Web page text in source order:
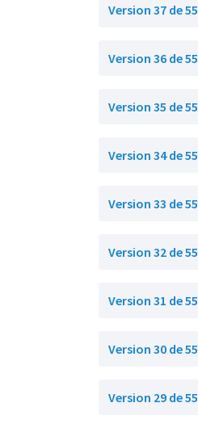
Version 37 de 55
Version 36 de 55
Version 35 de 55
Version 34 de 55
Version 33 de 55
Version 32 de 55
Version 31 de 55
Version 30 de 55
Version 29 de 55